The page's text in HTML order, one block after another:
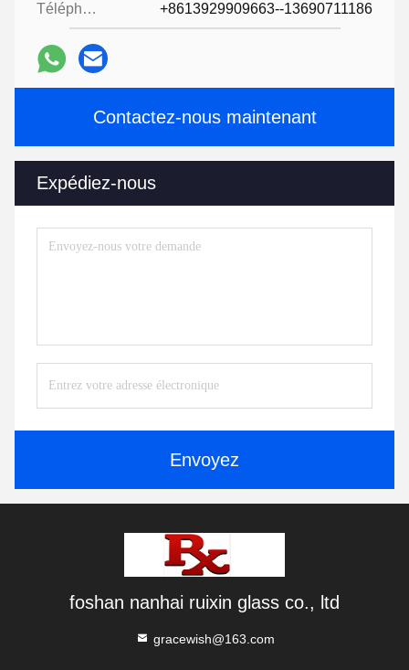
Téléphone: +8613929909663--13690711186
Contactez-nous maintenant
Expédiez-nous
Envoyez
foshan nanhai ruixin glass co., ltd
gracewish@163.com